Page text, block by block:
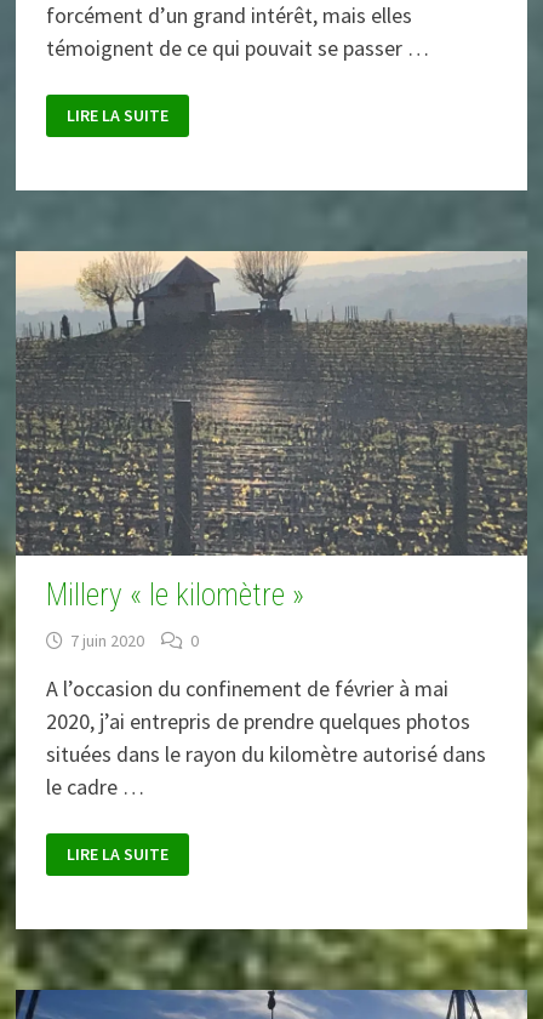
forcément d’un grand intérêt, mais elles
témoignent de ce qui pouvait se passer …
2020
LIRE LA SUITE
Millery « le kilomètre »
7 juin 2020 0
A l’occasion du confinement de février à mai
2020, j’ai entrepris de prendre quelques photos
situées dans le rayon du kilomètre autorisé dans
le cadre …
« LE
KILOMÈTRE »
LIRE LA SUITE